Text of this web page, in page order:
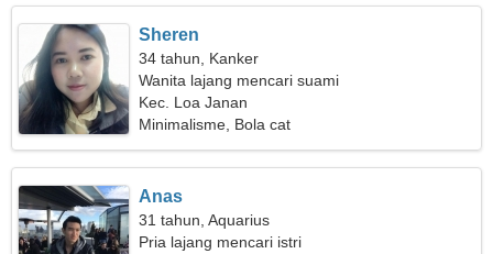
Sheren
34 tahun, Kanker
Wanita lajang mencari suami
Kec. Loa Janan
Minimalisme, Bola cat
Anas
31 tahun, Aquarius
Pria lajang mencari istri